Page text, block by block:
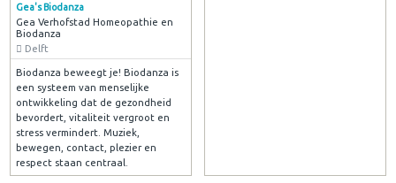
Gea's Biodanza
Gea Verhofstad Homeopathie en
Biodanza
Delft
Biodanza beweegt je! Biodanza is
een systeem van menselijke
ontwikkeling dat de gezondheid
bevordert, vitaliteit vergroot en
stress vermindert. Muziek,
bewegen, contact, plezier en
respect staan centraal.